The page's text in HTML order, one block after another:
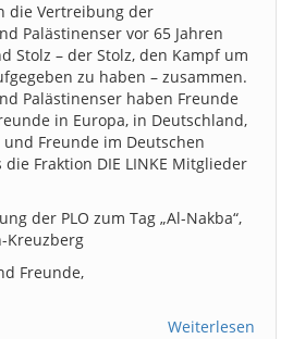
die Vertreibung der
Palästinenser vor 65 Jahren
Stolz – der Stolz, den Kampf um
zu haben – zusammen.
Palästinenser haben Freunde
in Europa, in Deutschland,
Freunde im Deutschen
Fraktion DIE LINKE Mitglieder
der PLO zum Tag „Al-Nakba“,
Kreuzberg
Freunde,
Weiterlesen